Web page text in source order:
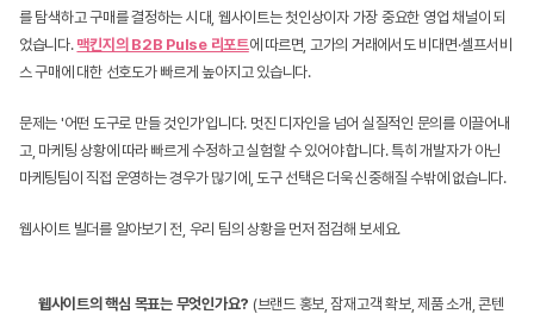
를 탐색하고 구매를 결정하는 시대, 웹사이트는 첫인상이자 가장 중요한 영업 채널이 되
었습니다. 맥킨지의 B2B Pulse 리포트에 따르면, 고가의 거래에서도 비대면·셀프서비
스 구매에 대한 선호도가 빠르게 높아지고 있습니다.
문제는 '어떤 도구로 만들 것인가'입니다. 멋진 디자인을 넘어 실질적인 문의를 이끌어내
고, 마케팅 상황에 따라 빠르게 수정하고 실험할 수 있어야 합니다. 특히 개발자가 아닌
마케팅팀이 직접 운영하는 경우가 많기에, 도구 선택은 더욱 신중해질 수밖에 없습니다.
웹사이트 빌더를 알아보기 전, 우리 팀의 상황을 먼저 점검해 보세요.
웹사이트의 핵심 목표는 무엇인가요? (브랜드 홍보, 잠재고객 확보, 제품 소개, 콘텐